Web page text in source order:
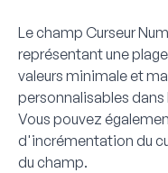
Le champ Curseur
représentant une
valeurs minimale et
personnalisables
Vous pouvez
d'incrémentation du
du champ.